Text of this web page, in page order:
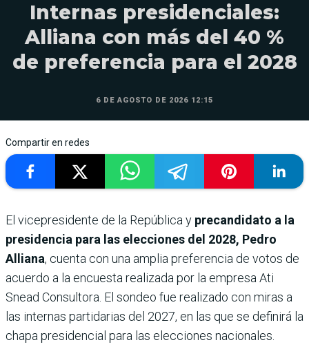
Internas presidenciales:
Alliana con más del 40 %
de preferencia para el 2028
6 DE AGOSTO DE 2026 12:15
Compartir en redes
El vicepresidente de la República y precandidato a la
presidencia para las elecciones del 2028, Pedro
Alliana, cuenta con una amplia preferencia de votos de
acuerdo a la encuesta realizada por la empresa Ati
Snead Consultora. El sondeo fue realizado con miras a
las internas partidarias del 2027, en las que se definirá la
chapa presidencial para las elecciones nacionales.